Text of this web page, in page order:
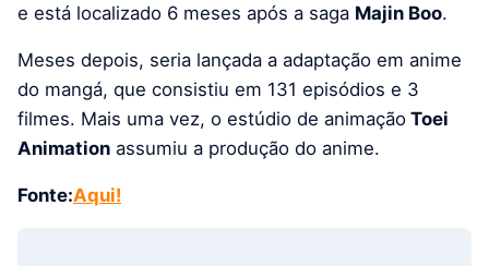
e está localizado 6 meses após a saga Majin Boo.
Meses depois, seria lançada a adaptação em anime
do mangá, que consistiu em 131 episódios e 3
filmes. Mais uma vez, o estúdio de animação Toei
Animation assumiu a produção do anime.
Fonte:Aqui!